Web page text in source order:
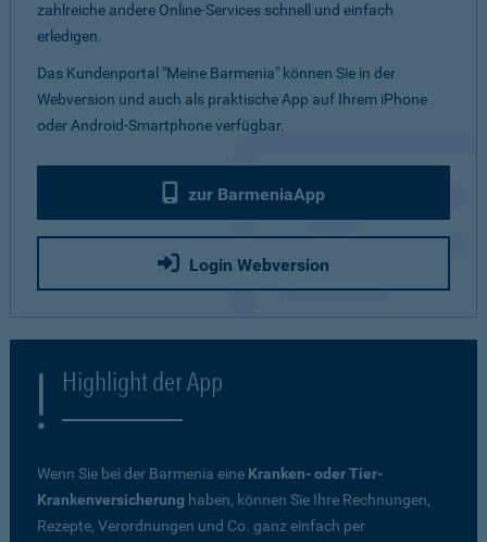
zahlreiche andere Online-Services schnell und einfach
erledigen.
Das Kundenportal "Meine Barmenia" können Sie in der
Webversion und auch als praktische App auf Ihrem iPhone
oder Android-Smartphone verfügbar.
zur BarmeniaApp
Login Webversion
Highlight der App
Wenn Sie bei der Barmenia eine Kranken- oder Tier-
Krankenversicherung haben, können Sie Ihre Rechnungen,
Rezepte, Verordnungen und Co. ganz einfach per